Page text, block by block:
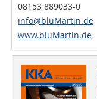
08153 889033-0
info@bluMartin.de
www.bluMartin.de